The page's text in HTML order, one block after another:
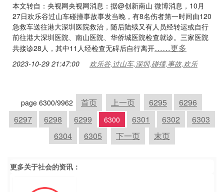
本文转自：央视网央视网消息：据@创新南山 微博消息，10月
27日欢乐谷过山车碰撞事故事发当晚，有8名伤者第一时间由120
急救车送往港大深圳医院救治，随后陆续又有人员经转运或自行
前往港大深圳医院、南山医院、华侨城医院检查就诊。三家医院
共接诊28人，其中11人经检查无碍后自行离开……更多
2023-10-29 21:47:00 欢乐谷,过山车,深圳,碰撞,事故,欢乐
page 6300/9962 首页 上一页 6295
6296
6297
6298 6299 6300 6301 6302
6303
6304
6305 下一页 末页
更多关于社会的资讯：